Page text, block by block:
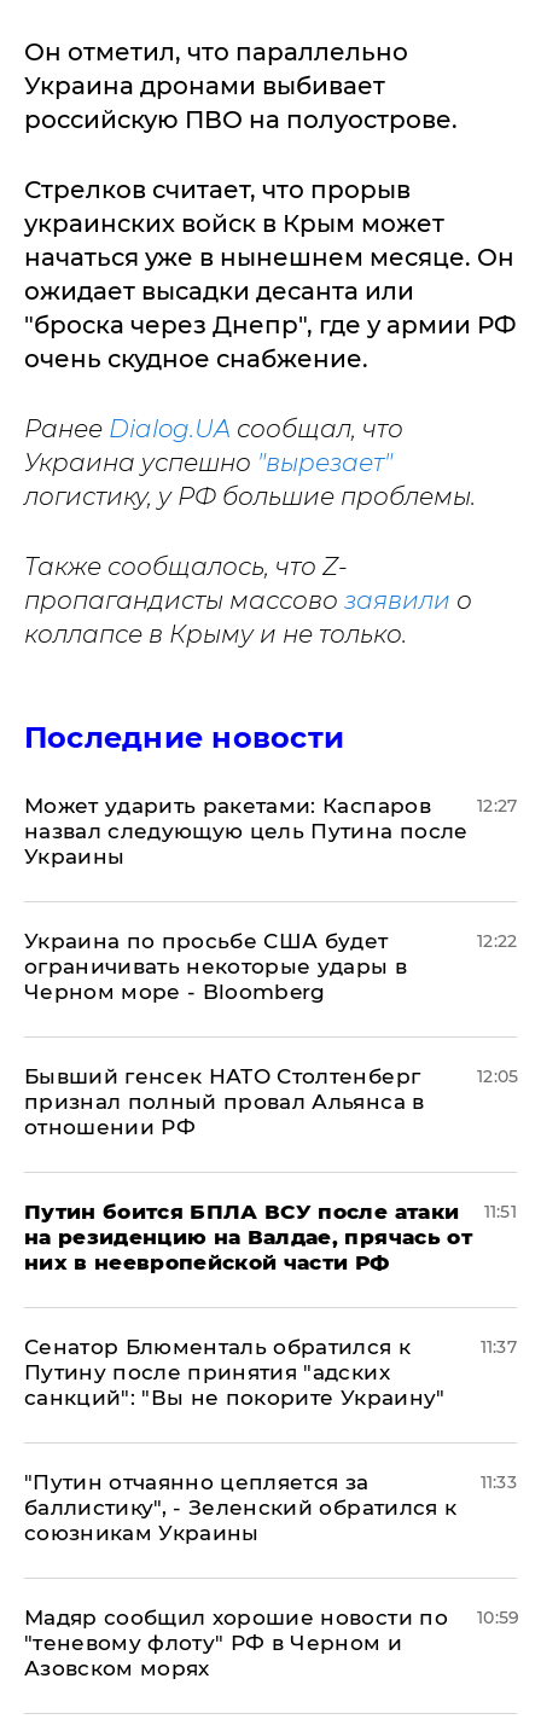
Он отметил, что параллельно
Украина дронами выбивает
российскую ПВО на полуострове.
Стрелков считает, что прорыв
украинских войск в Крым может
начаться уже в нынешнем месяце. Он
ожидает высадки десанта или
"броска через Днепр", где у армии РФ
очень скудное снабжение.
Ранее Dialog.UA сообщал, что
Украина успешно "вырезает"
логистику, у РФ большие проблемы.
Также сообщалось, что Z-
пропагандисты массово заявили о
коллапсе в Крыму и не только.
Последние новости
Может ударить ракетами: Каспаров
назвал следующую цель Путина после
Украины
12:27
Украина по просьбе США будет
ограничивать некоторые удары в
Черном море - Bloomberg
12:22
Бывший генсек НАТО Столтенберг
признал полный провал Альянса в
отношении РФ
12:05
Путин боится БПЛА ВСУ после атаки
на резиденцию на Валдае, прячась от
них в неевропейской части РФ
11:51
Сенатор Блюменталь обратился к
Путину после принятия "адских
санкций": "Вы не покорите Украину"
11:37
"Путин отчаянно цепляется за
баллистику", - Зеленский обратился к
союзникам Украины
11:33
Мадяр сообщил хорошие новости по
"теневому флоту" РФ в Черном и
Азовском морях
10:59